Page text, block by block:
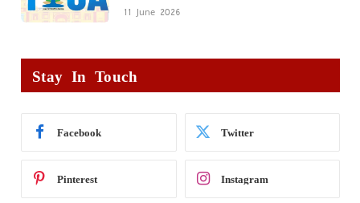
11 June 2026
Stay In Touch
Facebook Twitter
Pinterest Instagram